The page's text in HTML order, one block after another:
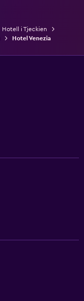
Hotell i Tjeckien
Hotel Venezia